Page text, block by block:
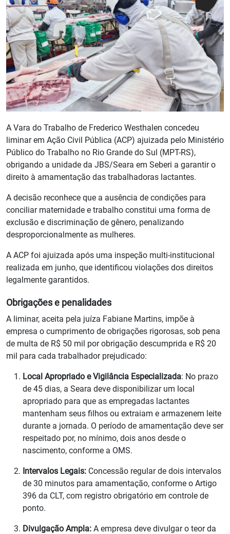
A Vara do Trabalho de Frederico Westhalen concedeu
liminar em Ação Civil Pública (ACP) ajuizada pelo Ministério
Público do Trabalho no Rio Grande do Sul (MPT-RS),
obrigando a unidade da JBS/Seara em Seberi a garantir o
direito à amamentação das trabalhadoras lactantes.
A decisão reconhece que a ausência de condições para
conciliar maternidade e trabalho constitui uma forma de
exclusão e discriminação de gênero, penalizando
desproporcionalmente as mulheres.
A ACP foi ajuizada após uma inspeção multi-institucional
realizada em junho, que identificou violações dos direitos
legalmente garantidos.
Obrigações e penalidades
A liminar, aceita pela juíza Fabiane Martins, impõe à
empresa o cumprimento de obrigações rigorosas, sob pena
de multa de R$ 50 mil por obrigação descumprida e R$ 20
mil para cada trabalhador prejudicado:
Local Apropriado e Vigilância Especializada: No prazo
de 45 dias, a Seara deve disponibilizar um local
apropriado para que as empregadas lactantes
mantenham seus filhos ou extraiam e armazenem leite
durante a jornada. O período de amamentação deve ser
respeitado por, no mínimo, dois anos desde o
nascimento, conforme a OMS.
Intervalos Legais: Concessão regular de dois intervalos
de 30 minutos para amamentação, conforme o Artigo
396 da CLT, com registro obrigatório em controle de
ponto.
Divulgação Ampla: A empresa deve divulgar o teor da